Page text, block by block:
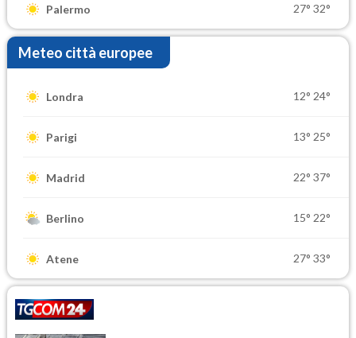
Palermo 27° 32°
Meteo città europee
Londra 12° 24°
Parigi 13° 25°
Madrid 22° 37°
Berlino 15° 22°
Atene 27° 33°